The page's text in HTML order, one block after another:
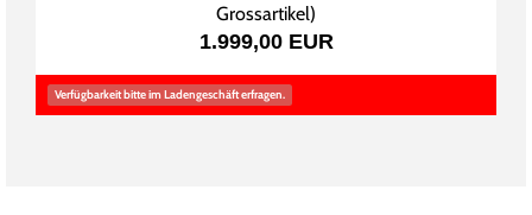
Grossartikel)
1.999,00 EUR
Verfügbarkeit bitte im Ladengeschäft erfragen.